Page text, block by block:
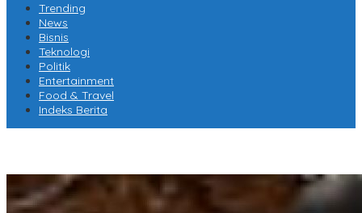
Trending
News
Bisnis
Teknologi
Politik
Entertainment
Food & Travel
Indeks Berita